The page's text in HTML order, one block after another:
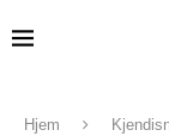
Hjem